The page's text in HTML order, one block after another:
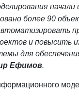
начали
более 90
и повысить
для
Ефимов.